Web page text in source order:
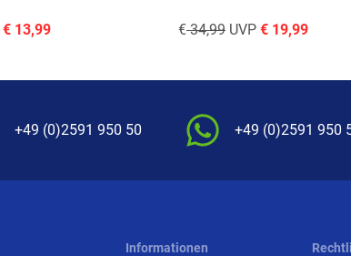
€ 13,99 €34,99UVP €19,99
+49 (0)2591 950 50 +49 (0)2591 950
Informationen